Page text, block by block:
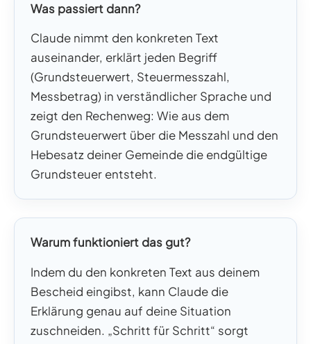
Was passiert dann?
Claude nimmt den konkreten Text
auseinander, erklärt jeden Begriff
(Grundsteuerwert, Steuermesszahl,
Messbetrag) in verständlicher Sprache und
zeigt den Rechenweg: Wie aus dem
Grundsteuerwert über die Messzahl und den
Hebesatz deiner Gemeinde die endgültige
Grundsteuer entsteht.
Warum funktioniert das gut?
Indem du den konkreten Text aus deinem
Bescheid eingibst, kann Claude die
Erklärung genau auf deine Situation
zuschneiden. „Schritt für Schritt“ sorgt